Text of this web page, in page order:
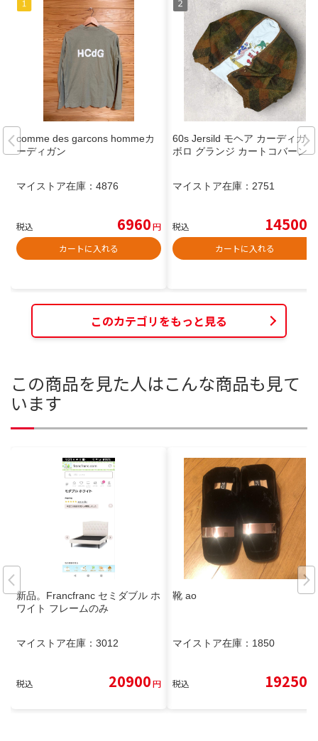
comme des garcons hommeカ
ーディガン
マイストア在庫： 4876
税込 6960円
カートに入れる
60s Jersild モヘア カーディガン
ボロ グランジ カートコバーン
マイストア在庫： 2751
税込 14500
カートに入れる
このカテゴリをもっと見る
この商品を見た人はこんな商品も見て
います
新品。Francfranc セミダブル ホ
ワイト フレームのみ
マイストア在庫： 3012
税込 20900円
靴 ao
マイストア在庫： 1850
税込 19250